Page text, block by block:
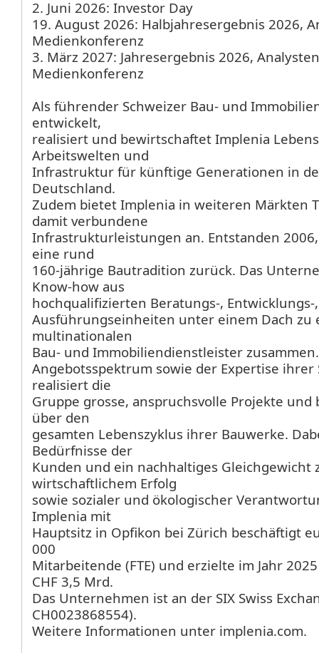
2. Juni 2026: Investor Day
19. August 2026: Halbjahresergebnis 2026,
Medienkonferenz
3. März 2027: Jahresergebnis 2026,
Medienkonferenz
Als führender Schweizer Bau- und
entwickelt,
realisiert und bewirtschaftet Implenia
Arbeitswelten und
Infrastruktur für künftige Generationen in
Deutschland.
Zudem bietet Implenia in weiteren Märkten
damit verbundene
Infrastrukturleistungen an. Entstanden
eine rund
160-jährige Bautradition zurück. Das
Know-how aus
hochqualifizierten Beratungs-, Entwicklungs-
Ausführungseinheiten unter einem Dach
multinationalen
Bau- und Immobiliendienstleister
Angebotsspektrum sowie der Expertise ihrer
realisiert die
Gruppe grosse, anspruchsvolle Projekte
über den
gesamten Lebenszyklus ihrer Bauwerke.
Bedürfnisse der
Kunden und ein nachhaltiges Gleichgewicht
wirtschaftlichem Erfolg
sowie sozialer und ökologischer
Implenia mit
Hauptsitz in Opfikon bei Zürich beschäftigt
000
Mitarbeitende (FTE) und erzielte im Jahr
CHF 3,5 Mrd.
Das Unternehmen ist an der SIX Swiss
CH0023868554).
Weitere Informationen unter implenia.com.